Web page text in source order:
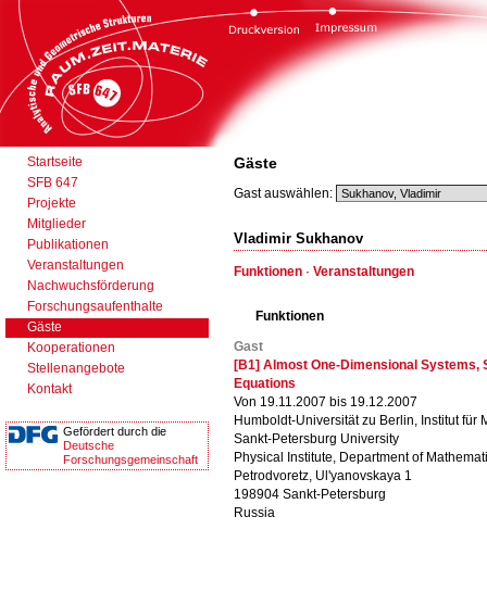
Startseite
SFB 647
Projekte
Mitglieder
Publikationen
Veranstaltungen
Nachwuchsförderung
Forschungsaufenthalte
Gäste
Kooperationen
Stellenangebote
Kontakt
Gefördert durch die
Deutsche
Forschungsgemeinschaft
Gäste
Gast auswählen:
Vladimir Sukhanov
Funktionen · Veranstaltungen
Funktionen
Gast
[B1] Almost One-Dimensional Systems,
Equations
Von 19.11.2007 bis 19.12.2007
Humboldt-Universität zu Berlin, Institut für
Sankt-Petersburg University
Physical Institute, Department of
Petrodvoretz, Ul'yanovskaya 1
198904 Sankt-Petersburg
Russia